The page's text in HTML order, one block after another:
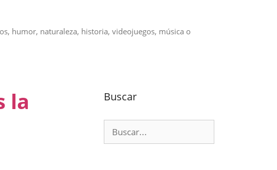
humor, naturaleza, historia, videojuegos, música o
la
Buscar